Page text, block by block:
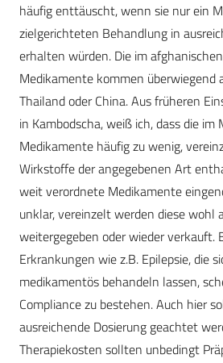
häufig enttäuscht, wenn sie nur ein
zielgerichteten Behandlung in
erhalten würden. Die im
Medikamente kommen überwiegend
Thailand oder China. Aus früheren
in Kambodscha, weiß ich, dass die
Medikamente häufig zu wenig,
Wirkstoffe der angegebenen Art
weit verordnete Medikamente
unklar, vereinzelt werden diese wohl
weitergegeben oder wieder verkauft.
Erkrankungen wie z.B. Epilepsie, die
medikamentös behandeln lassen,
Compliance zu bestehen. Auch hier
ausreichende Dosierung geachtet
Therapiekosten sollten unbedingt